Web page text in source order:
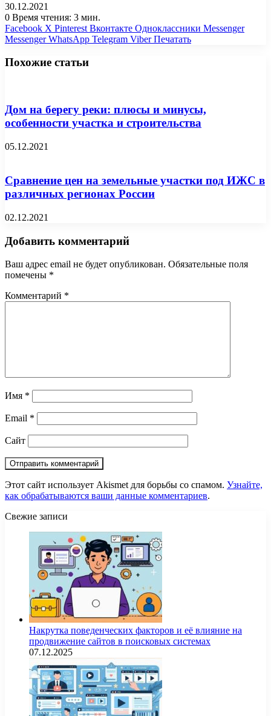
30.12.2021
0 Время чтения: 3 мин.
Facebook X Pinterest Вконтакте Одноклассники Messenger
Messenger WhatsApp Telegram Viber Печатать
Похожие статьи
Дом на берегу реки: плюсы и минусы,
особенности участка и строительства
05.12.2021
Сравнение цен на земельные участки под ИЖС в
различных регионах России
02.12.2021
Добавить комментарий
Ваш адрес email не будет опубликован. Обязательные поля
помечены *
Комментарий *
Имя *
Email *
Сайт
Этот сайт использует Akismet для борьбы со спамом. Узнайте,
как обрабатываются ваши данные комментариев.
Свежие записи
Накрутка поведенческих факторов и её влияние на
продвижение сайтов в поисковых системах
07.12.2025